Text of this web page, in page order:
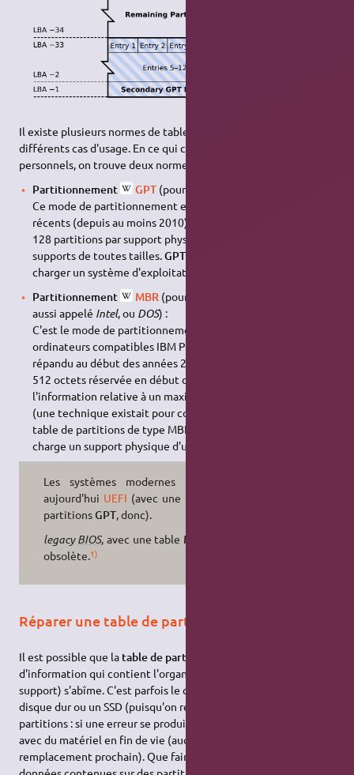
Il existe plusieurs normes de tables de partitions, adaptées à
différents cas d'usage. En ce qui concerne les ordinateurs
personnels, on trouve deux normes :
Partitionnement GPT (pour
Ce mode de partitionnement est utilisé par les systèmes
récents (depuis au moins 2010). Il permet de créer jusqu'à
128 partitions par support physique, et prend en charge les
supports de toutes tailles.GPTest requis par
charger un système d'exploitation.
Partitionnement MBR (pour
aussi appelé Intel, ou DOS) :
C'est le mode de partitionnement historique des
ordinateurs compatibles IBM PC, et celui qui était le plus
répandu au début des années 2010. Le
512 octets réservée en début de support pour contenir
l'information relative à un maximum de quatre partitions
(une technique existait pour contourner cette limite). Une
table de partitions de type MBR ne peut pas prendre en
charge un support physique d'une taille supérieure à 2.2 To.
Les systèmes modernes utilisent
aujourd'hui UEFI (avec une table de
partitionsGPT, donc).
legacyBIOS, avec une table MBR
obsolète.1)
Réparer une table de partitions
Il est possible que la table de partitions
d'information qui contient l'organisation des partitions sur le
support) s'abîme. C'est parfois le cas quand on repartitionne un
disque dur ou un SSD (puisqu'on réécrit une nouvelle table de
partitions : si une erreur se produit, la table est corrompue) ou
avec du matériel en fin de vie (auquel cas il faudra penser à son
remplacement prochain). Que faire pour ne pas perdre ses